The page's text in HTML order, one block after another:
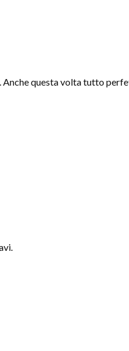
questa volta tutto